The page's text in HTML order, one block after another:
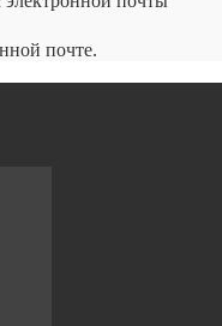
почте.